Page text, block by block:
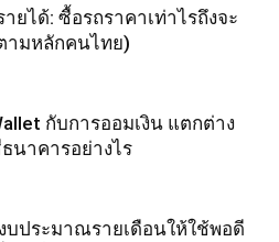
ยได้: ซื้อรถราคาเท่าไรถึงจะ
ามหลักคนไทย)
กับการออมเงิน แตกต่าง
นาคารอย่างไร
บประมาณรายเดือนให้ใช้พอดี